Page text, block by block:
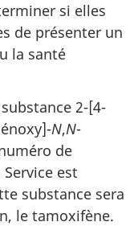
si elles
de présenter un
la santé
2-[4-
N,N-
de
est
substance sera
le tamoxifène.